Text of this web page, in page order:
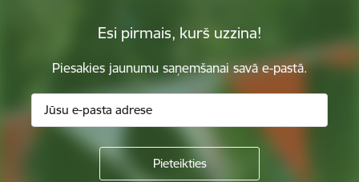
Esi pirmais, kurš uzzina!
Piesakies jaunumu saņemšanai savā e-pastā.